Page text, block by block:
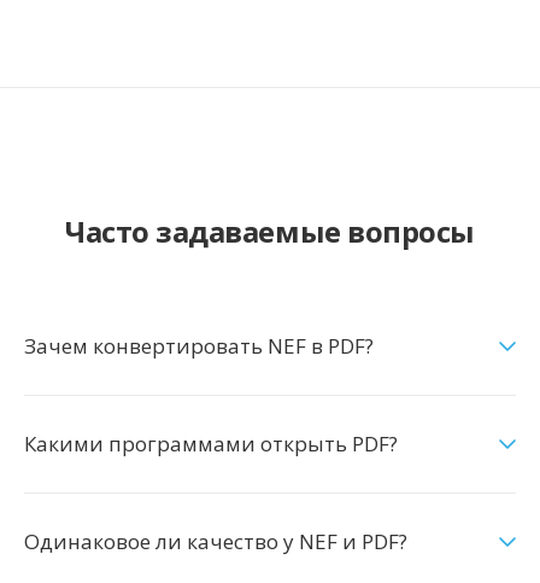
Часто задаваемые вопросы
Зачем конвертировать NEF в PDF?
Какими программами открыть PDF?
Одинаковое ли качество у NEF и PDF?